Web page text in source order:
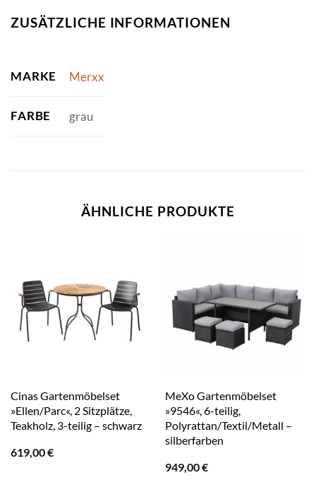
ZUSÄTZLICHE INFORMATIONEN
MARKE Merxx
FARBE grau
ÄHNLICHE PRODUKTE
Cinas Gartenmöbelset
»Ellen/Parc«, 2 Sitzplätze,
Teakholz, 3-teilig – schwarz
619,00€
MeXo Gartenmöbelset
»9546«, 6-teilig,
Polyrattan/Textil/Metall –
silberfarben
949,00€